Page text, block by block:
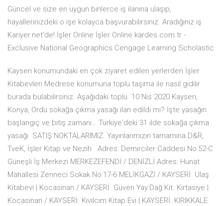
Güncel ve size en uygun binlerce iş ilanına ulaşıp,
hayallerinizdeki o işe kolayca başvurabilirsiniz. Aradığınız iş
Kariyer.net'de! İşler Online İşler Online kardes.com.tr -
Exclusive National Geographics Cengage Learning Scholastic
Kayseri konumundaki en çok ziyaret edilen yerlerden İşler
Kitabevleri Medrese konumuna toplu taşıma ile nasıl gidilir
burada bulabilirsiniz. Aşağıdaki toplu 10 Nis 2020 Kayseri,
Konya, Ordu sokağa çıkma yasağı ilan edildi mi? İşte yasağın
başlangıç ve bitiş zamanı… Türkiye'deki 31 ilde sokağa çıkma
yasağı SATIŞ NOKTALARIMIZ. Yayınlarımızın tamamına D&R,
TveK, İşler Kitap ve Nezih Adres: Demirciler Caddesi No:52-C
Güneşli İş Merkezi MERKEZEFENDİ / DENİZLİ Adres: Hunat
Mahallesi Zenneci Sokak No:17-6 MELİKGAZİ / KAYSERİ Ulaş
Kitabevi | Kocasinan / KAYSERİ. Güven Yay.Dağ.Kit. Kırtasiye |
Kocasinan / KAYSERİ. Kıvılcım Kitap Evi | KAYSERİ. KIRIKKALE.